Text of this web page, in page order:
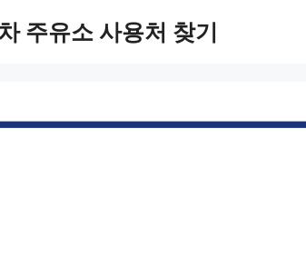
주유소 사용처 찾기